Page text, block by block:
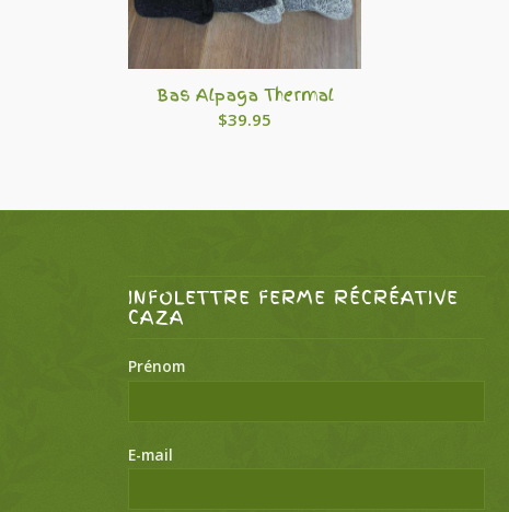
Bas Alpaga Thermal
$39.95
INFOLETTRE FERME RÉCRÉATIVE
CAZA
Prénom
E-mail